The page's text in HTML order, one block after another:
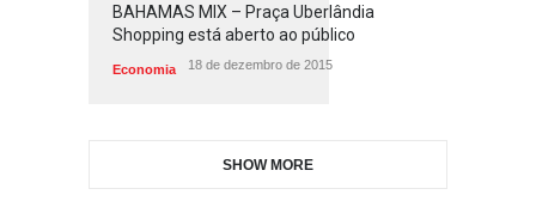
BAHAMAS MIX – Praça Uberlândia
Shopping está aberto ao público
Economia 18 de dezembro de 2015
SHOW MORE